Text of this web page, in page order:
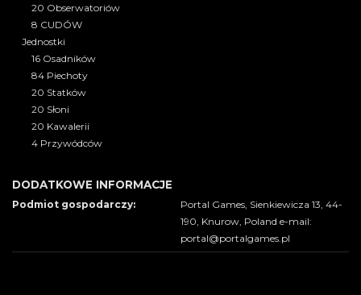
20 Obserwatoriów
8 CUDÓW
Jednostki
16 Osadników
84 Piechoty
20 Statków
20 Słoni
20 Kawalerii
4 Przywódców
DODATKOWE INFORMACJE
Podmiot gospodarczy:
Portal Games, Sienkiewicza 13, 44-
190, Knurow, Poland e-mail:
portal@portalgames.pl